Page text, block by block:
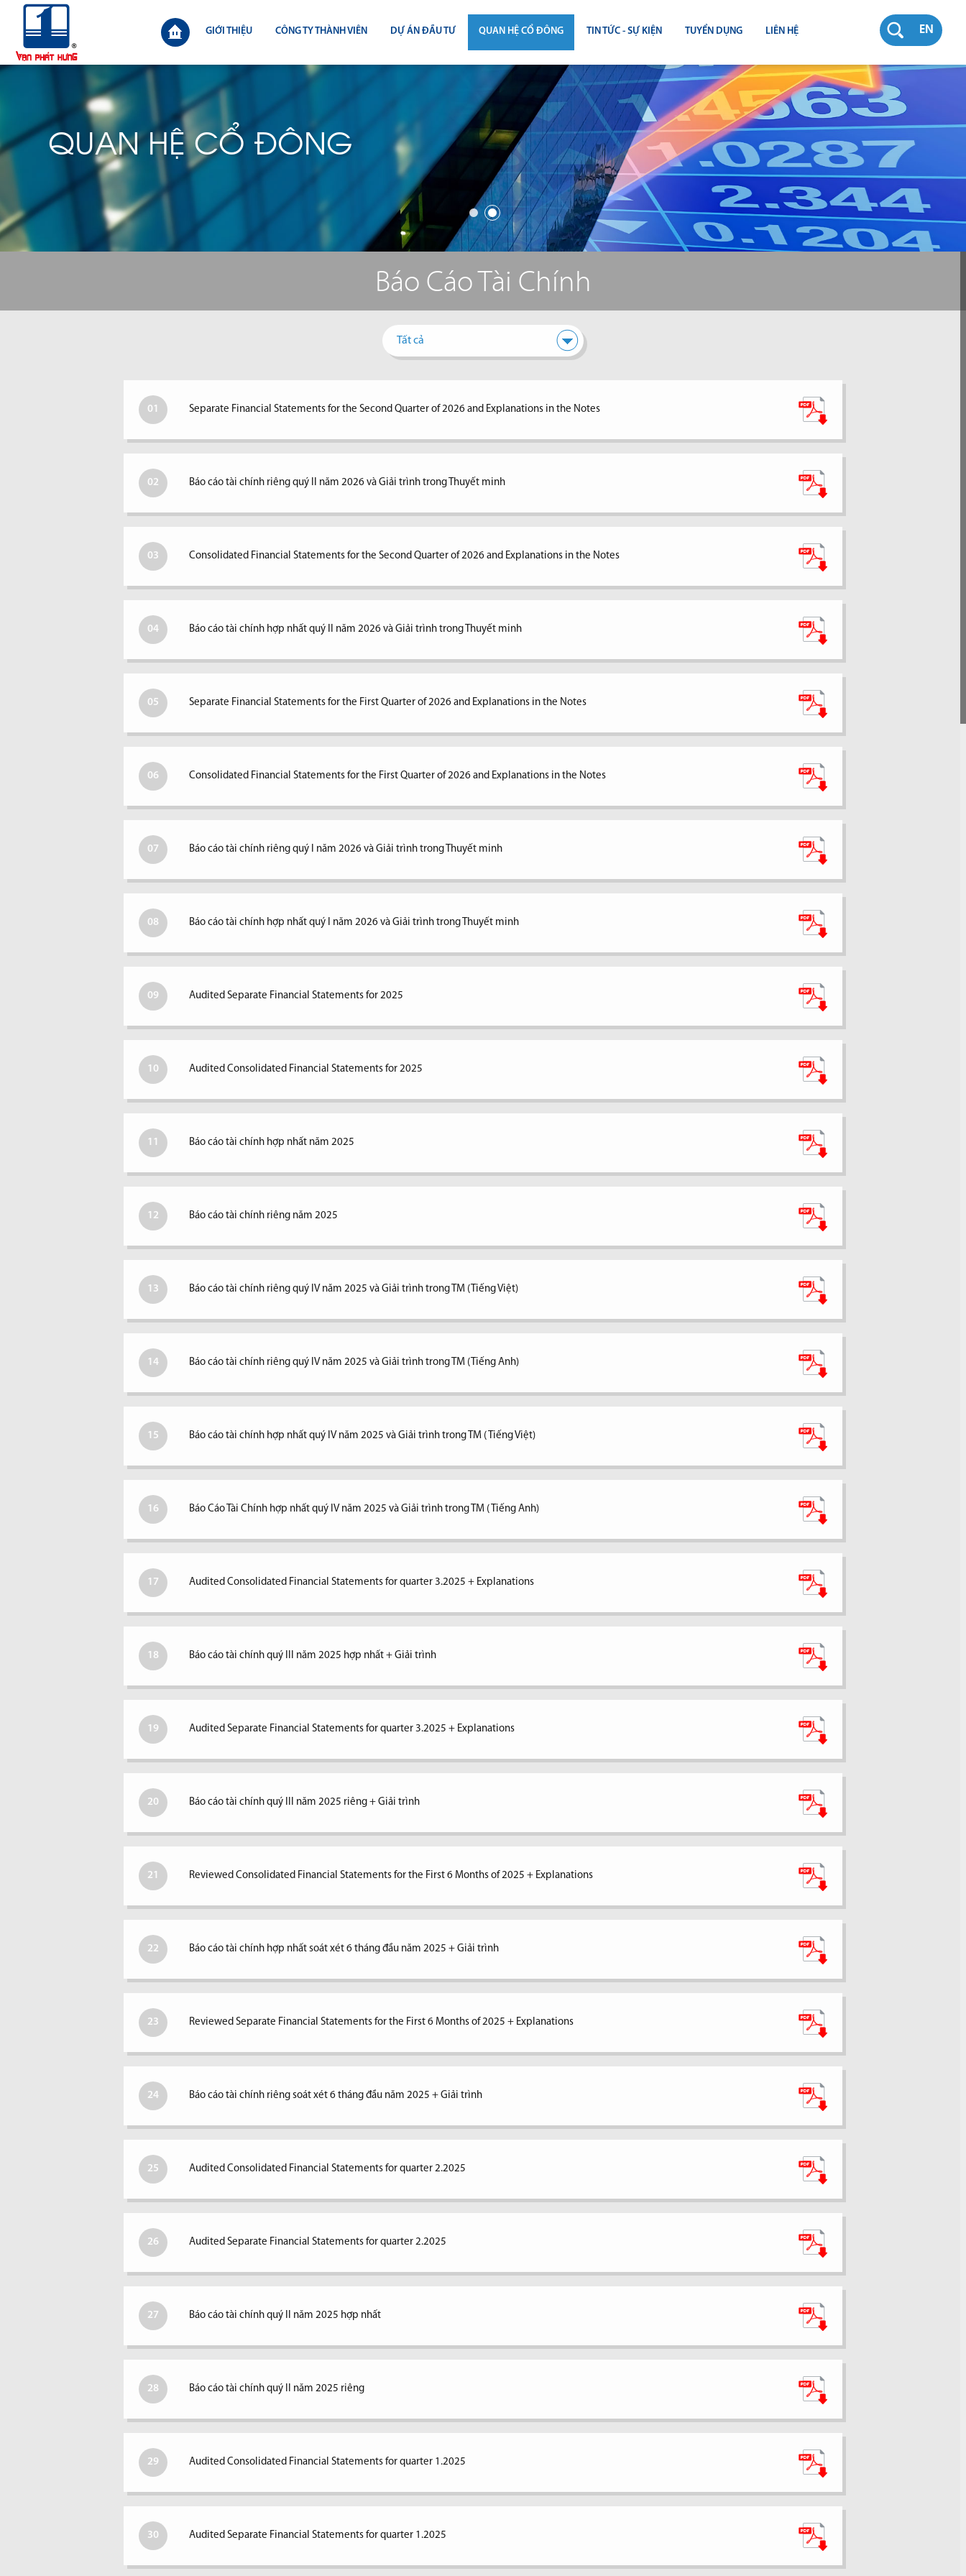
EN
GIỚI THIỆU CÔNG TY THÀNH VIÊN DỰ ÁN ĐẦU TƯ QUAN HỆ CỔ ĐÔNG
CÔNG BỐ THÔNG TIN
ĐẠI HỘI ĐỒNG CỔ ĐÔNG
BÁO CÁO THƯỜNG NIÊN
BÁO CÁO TÀI CHÍNH
BÁO CÁO QUẢN TRỊ CÔNG TY
TIN TỨC - SỰ KIỆN
TIN THỊ TRƯỜNG
TIN DỰ ÁN
TIN CÔNG TY
TUYỂN DỤNG LIÊN HỆ
QUAN HỆ CỔ ĐÔNG
Báo Cáo Tài Chính
Tất cả
01 Separate Financial Statements for the Second Quarter of 2026 and Explanations in the Notes
02 Báo cáo tài chính riêng quý II năm 2026 và Giải trình trong Thuyết minh
03 Consolidated Financial Statements for the Second Quarter of 2026 and Explanations in the Notes
04 Báo cáo tài chính hợp nhất quý II năm 2026 và Giải trình trong Thuyết minh
05 Separate Financial Statements for the First Quarter of 2026 and Explanations in the Notes
06 Consolidated Financial Statements for the First Quarter of 2026 and Explanations in the Notes
07 Báo cáo tài chính riêng quý I năm 2026 và Giải trình trong Thuyết minh
08 Báo cáo tài chính hợp nhất quý I năm 2026 và Giải trình trong Thuyết minh
09 Audited Separate Financial Statements for 2025
10 Audited Consolidated Financial Statements for 2025
11 Báo cáo tài chính hợp nhất năm 2025
12 Báo cáo tài chính riêng năm 2025
13 Báo cáo tài chính riêng quý IV năm 2025 và Giải trình trong TM (Tiếng Việt)
14 Báo cáo tài chính riêng quý IV năm 2025 và Giải trình trong TM (Tiếng Anh)
15 Báo cáo tài chính hợp nhất quý IV năm 2025 và Giải trình trong TM ( Tiếng Việt)
16 Báo Cáo Tài Chính hợp nhất quý IV năm 2025 và Giải trình trong TM ( Tiếng Anh)
17 Audited Consolidated Financial Statements for quarter 3.2025 + Explanations
18 Báo cáo tài chính quý III năm 2025 hợp nhất + Giải trình
19 Audited Separate Financial Statements for quarter 3.2025 + Explanations
20 Báo cáo tài chính quý III năm 2025 riêng + Giải trình
21 Reviewed Consolidated Financial Statements for the First 6 Months of 2025 + Explanations
22 Báo cáo tài chính hợp nhất soát xét 6 tháng đầu năm 2025 + Giải trình
23 Reviewed Separate Financial Statements for the First 6 Months of 2025 + Explanations
24 Báo cáo tài chính riêng soát xét 6 tháng đầu năm 2025 + Giải trình
25 Audited Consolidated Financial Statements for quarter 2.2025
26 Audited Separate Financial Statements for quarter 2.2025
27 Báo cáo tài chính quý II năm 2025 hợp nhất
28 Báo cáo tài chính quý II năm 2025 riêng
29 Audited Consolidated Financial Statements for quarter 1.2025
30 Audited Separate Financial Statements for quarter 1.2025